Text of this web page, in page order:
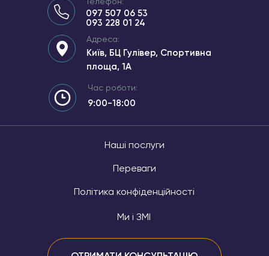
097 507 06 53
Адреса:
Час роботи:
9:00-18:00
Наші послуги
Переваги
Політика конфіденційності
Ми і ЗМІ
Київ, БЦ Гулівер, Спортивна
площа, 1А
093 228 01 24